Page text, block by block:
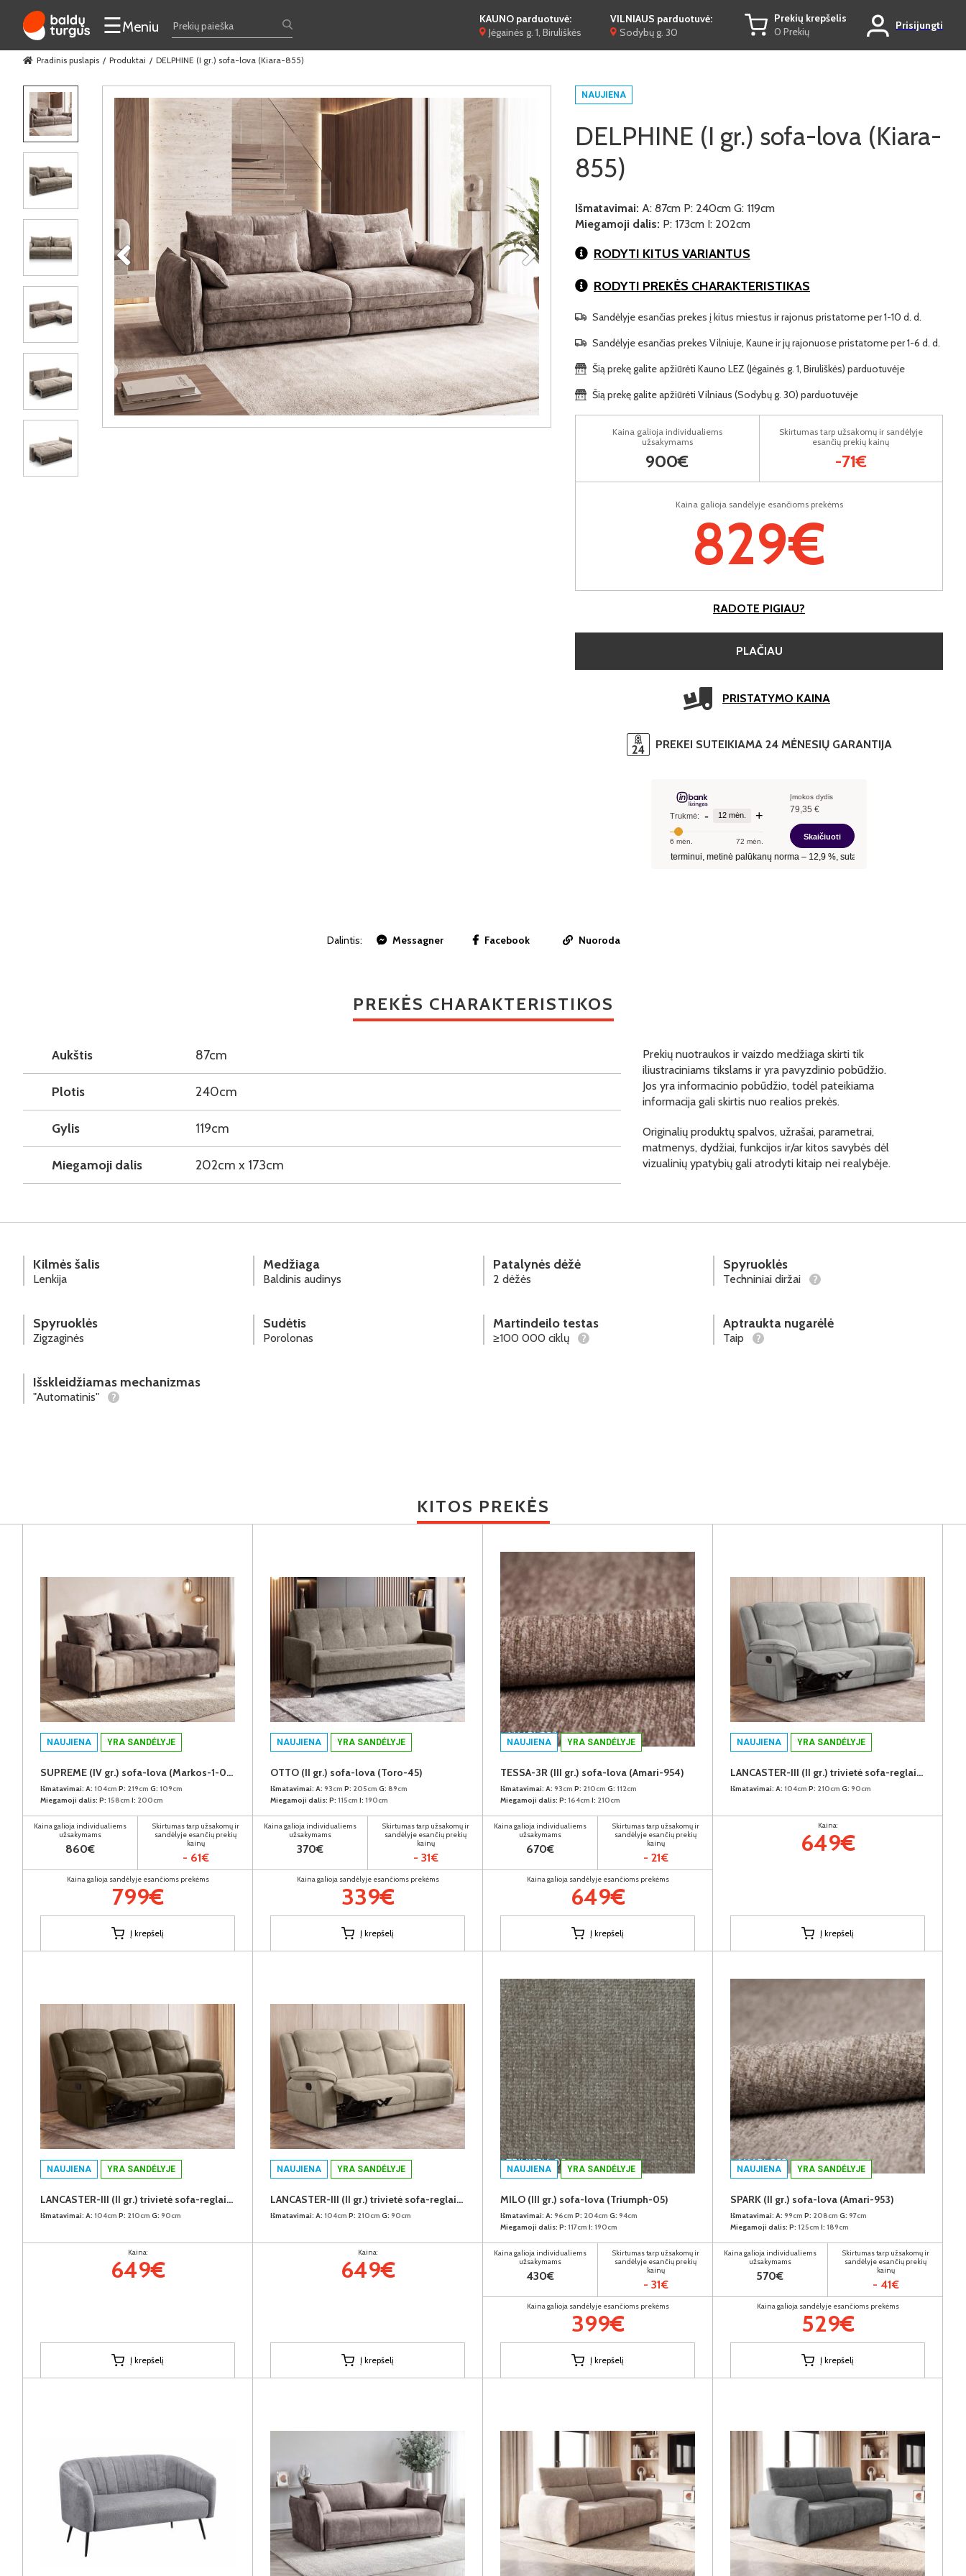
☰Meniu
KAUNO parduotuvė:
Jėgainės g. 1, Biruliškės
VILNIAUS parduotuvė:
Sodybų g. 30
Prekių krepšelis
0 Prekių
Prisijungti
Pradinis puslapis Produktai DELPHINE (I gr.) sofa-lova (Kiara-855)
NAUJIENA
DELPHINE (I gr.) sofa-lova (Kiara-
855)
Išmatavimai: A: 87cm P: 240cm G: 119cm
Miegamoji dalis: P: 173cm I: 202cm
RODYTI KITUS VARIANTUS
RODYTI PREKĖS CHARAKTERISTIKAS
Sandėlyje esančias prekes į kitus miestus ir rajonus pristatome per 1-10 d. d.
Sandėlyje esančias prekes Vilniuje, Kaune ir jų rajonuose pristatome per 1-6 d. d.
Šią prekę galite apžiūrėti Kauno LEZ (Jėgainės g. 1, Biruliškės) parduotuvėje
Šią prekę galite apžiūrėti Vilniaus (Sodybų g. 30) parduotuvėje
Kaina galioja sandėlyje esančioms prekėms
829€
Kaina galioja individualiems
užsakymams
900€
Skirtumas tarp užsakomų ir sandėlyje
esančių prekių kainų
-71€
RADOTE PIGIAU?
PLAČIAU
PRISTATYMO KAINA
PREKEI SUTEIKIAMA 24 MĖNESIŲ GARANTIJA
Dalintis: Messagner Facebook Nuoroda
PREKĖS CHARAKTERISTIKOS
Aukštis 87cm
Plotis 240cm
Gylis 119cm
Miegamoji dalis 202cm x 173cm
Prekių nuotraukos ir vaizdo medžiaga skirti tik
iliustraciniams tikslams ir yra pavyzdinio pobūdžio.
Jos yra informacinio pobūdžio, todėl pateikiama
informacija gali skirtis nuo realios prekės.
Originalių produktų spalvos, užrašai, parametrai,
matmenys, dydžiai, funkcijos ir/ar kitos savybės dėl
vizualinių ypatybių gali atrodyti kitaip nei realybėje.
Kilmės šalis
Lenkija
Medžiaga
Baldinis audinys
Patalynės dėžė
2 dėžės
Spyruoklės
Techniniai diržai ?
Spyruoklės
Zigzaginės
Sudėtis
Porolonas
Martindeilo testas
≥100 000 ciklų ?
Aptraukta nugarėlė
Taip ?
Išskleidžiamas mechanizmas
"Automatinis" ?
KITOS PREKĖS
NAUJIENA YRA SANDĖLYJE
SUPREME (IV gr.) sofa-lova (Markos-1-04)
Išmatavimai: A: 104cm P: 219cm G: 109cm
Miegamoji dalis: P: 158cm I: 200cm
Kaina galioja individualiems
užsakymams
860€
Skirtumas tarp užsakomų ir
sandėlyje esančių prekių
kainų
- 61€
Kaina galioja sandėlyje esančioms prekėms
799€
Į krepšelį
NAUJIENA YRA SANDĖLYJE
OTTO (II gr.) sofa-lova (Toro-45)
Išmatavimai: A: 93cm P: 205cm G: 89cm
Miegamoji dalis: P: 115cm I: 190cm
Kaina galioja individualiems
užsakymams
370€
Skirtumas tarp užsakomų ir
sandėlyje esančių prekių
kainų
- 31€
Kaina galioja sandėlyje esančioms prekėms
339€
Į krepšelį
NAUJIENA YRA SANDĖLYJE
TESSA-3R (III gr.) sofa-lova (Amari-954)
Išmatavimai: A: 93cm P: 210cm G: 112cm
Miegamoji dalis: P: 164cm I: 210cm
Kaina galioja individualiems
užsakymams
670€
Skirtumas tarp užsakomų ir
sandėlyje esančių prekių
kainų
- 21€
Kaina galioja sandėlyje esančioms prekėms
649€
Į krepšelį
NAUJIENA YRA SANDĖLYJE
LANCASTER-III (II gr.) trivietė sofa-reglaineris (EDA828-10 Pilkas)
Išmatavimai: A: 104cm P: 210cm G: 90cm
Kaina:
649€
Į krepšelį
NAUJIENA YRA SANDĖLYJE
LANCASTER-III (II gr.) trivietė sofa-reglaineris (EDA828-05 Rudas)
Išmatavimai: A: 104cm P: 210cm G: 90cm
Kaina:
649€
Į krepšelį
NAUJIENA YRA SANDĖLYJE
LANCASTER-III (II gr.) trivietė sofa-reglaineris (EDA828-02 Šviesiai rudas)
Išmatavimai: A: 104cm P: 210cm G: 90cm
Kaina:
649€
Į krepšelį
NAUJIENA YRA SANDĖLYJE
MILO (III gr.) sofa-lova (Triumph-05)
Išmatavimai: A: 96cm P: 204cm G: 94cm
Miegamoji dalis: P: 117cm I: 190cm
Kaina galioja individualiems
užsakymams
430€
Skirtumas tarp užsakomų ir
sandėlyje esančių prekių
kainų
- 31€
Kaina galioja sandėlyje esančioms prekėms
399€
Į krepšelį
NAUJIENA YRA SANDĖLYJE
SPARK (II gr.) sofa-lova (Amari-953)
Išmatavimai: A: 99cm P: 208cm G: 97cm
Miegamoji dalis: P: 125cm I: 189cm
Kaina galioja individualiems
užsakymams
570€
Skirtumas tarp užsakomų ir
sandėlyje esančių prekių
kainų
- 41€
Kaina galioja sandėlyje esančioms prekėms
529€
Į krepšelį